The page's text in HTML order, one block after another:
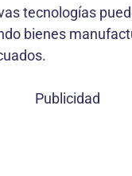
tecnologías
bienes
Publicidad